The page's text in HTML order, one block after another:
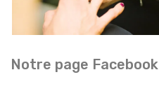
Notre page Facebook